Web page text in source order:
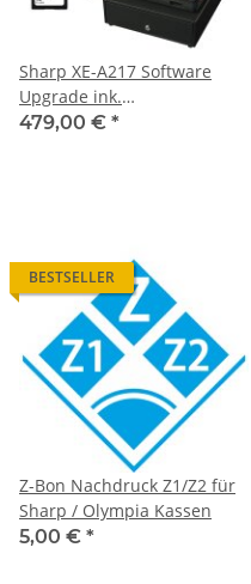
Sharp XE-A217 Software
Upgrade ink.
Programmierung und TSE
479,00 € *
BESTSELLER
Z-Bon Nachdruck Z1/Z2 für
Sharp / Olympia Kassen
5,00 € *